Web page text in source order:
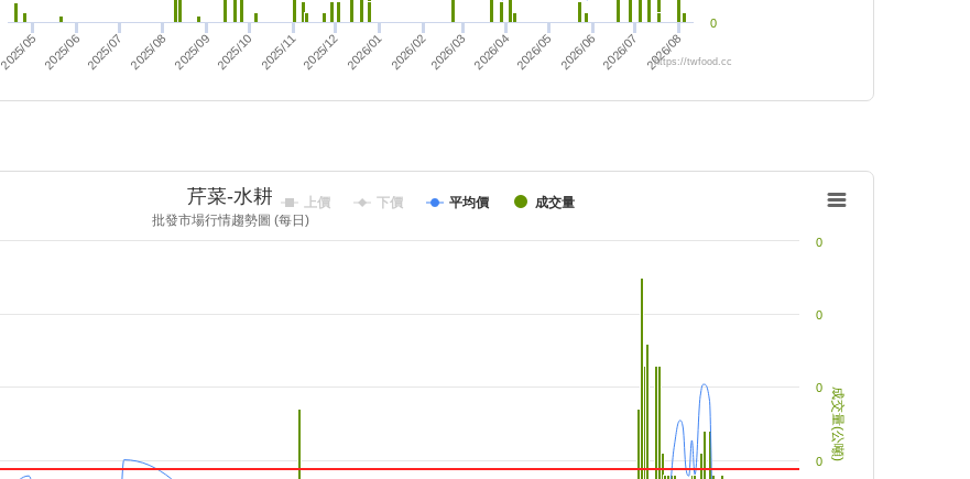
2025/05 2025/06 2025/07 2025/08 2025/09 2025/10 2025/112025/12 2026/01 2026/022026/03 2026/04 2026/05 2026/06 2026/07 2026/08
0
https://twfood.cc
成交量(公噸)
芹菜-水耕
批發市場行情趨勢圖 (每日)
上價 下價 平均價 成交量
0
0
0
0